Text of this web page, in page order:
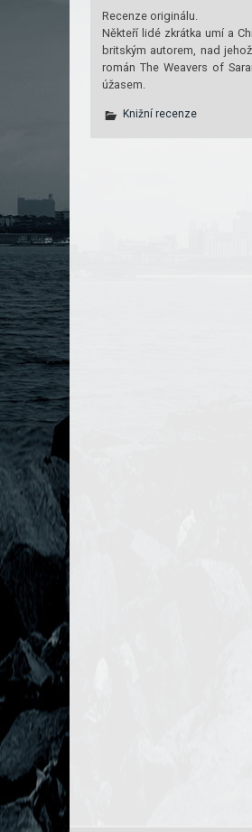
Recenze originálu.
Někteří lidé zkrátka umí a
britským autorem, nad
román The Weavers of
úžasem.
Knižní recenze